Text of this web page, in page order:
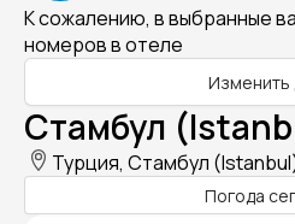
К сожалению, в выбранные
номеров в отеле
Изменить
Стамбул
Турция, Стамбул
Погода